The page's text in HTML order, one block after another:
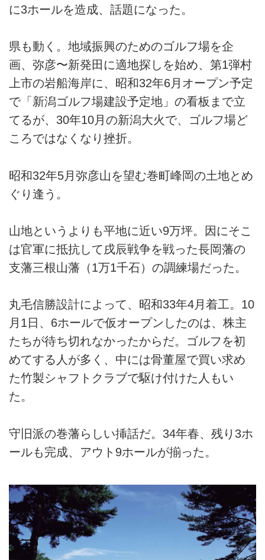
に3ホールを造成、話題になった。
県も動く。地域振興のためのゴルフ場を企
画、弥彦〜新発田に適地探しを始め、第1弾村
上市の岩船海岸に、昭和32年6月オープン予定
で「新潟ゴルフ場建設予定地」の看板まで立
てるが、30年10月の新潟大火で、ゴルフ場ど
ころではなくなり挫折。
昭和32年5月弥彦山を望む巻町峰岡の土地とめ
ぐり逢う。
山地というよりも平地に近い9万坪。因にそこ
は官軍に抵抗して戌辰戦争を戦った長岡藩の
支藩三根山藩（1万1千石）の調練場だった。
丸毛信勝設計によって、昭和33年4月着工。10
月1日、6ホールで仮オープンしたのは、株主
たちが待ち切れなかったからだ。ゴルフを初
めてする人が多く、中には骨董屋で買い求め
た竹製シャフトクラブで駆け付けた人もい
た。
守旧派の巻藩らしい挿話だ。34年春、残り3ホ
ールも完成、アウト9ホールが揃った。